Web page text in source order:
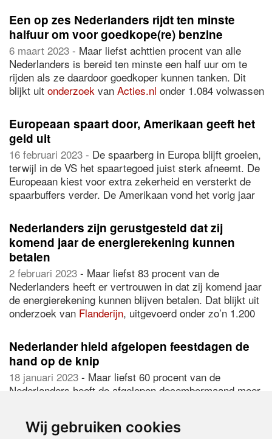
Wij gebruiken cookies
namelijk bijna tien procent (YOY), zo blijkt uit jaarlijks
onderzoek* van vergelijkingssiteAutoverzekering.nl
Een op zes Nederlanders rijdt ten minste
halfuur om voor goedkope(re) benzine
6 maart 2023 - Maar liefst achttien procent van alle
Nederlanders is bereid ten minste een half uur om te
rijden als ze daardoor goedkoper kunnen tanken. Dit
blijkt uit onderzoek van Acties.nl onder 1.084 volwassen
Panelwizard. Ook op andere manieren proberen
respondenten te besparen op hun dagelijkse
reisbewegingen.
Europeaan spaart door, Amerikaan geeft het
geld uit
16 februari 2023 - De spaarberg in Europa blijft groeien,
terwijl in de VS het spaartegoed juist sterk afneemt. De
Europeaan kiest voor extra zekerheid en versterkt de
spaarbuffers verder. De Amerikaan vond het vorig jaar
uitgeven. In de VS is het spaaroverschot tegen het eind
van dit jaar volledig opgebruikt. Dat blijkt uit onderzoek
van kredietverzekeraar Allianz Trade.
Nederlanders zijn gerustgesteld dat zij
komend jaar de energierekening kunnen
betalen
2 februari 2023 - Maar liefst 83 procent van de
Nederlanders heeft er vertrouwen in dat zij komend jaar
de energierekening kunnen blijven betalen. Dat blijkt uit
onderzoek van Flanderijn, uitgevoerd onder zo’n 1.200
zij de rekening kunnen betalen, kan komen door het
prijsplafond dat de overheid voor dit jaar heeft ingesteld
na een flinke stijging van de energieprijzen vorig jaar.
Nederlander hield afgelopen feestdagen de
hand op de knip
18 januari 2023 - Maar liefst 60 procent van de
Nederlanders heeft de afgelopen decembermaand meer
blijkt uit onderzoek van
, uitgevoerd onder zo’n
1.200 Nederlanders. Door de hoge inflatie zijn voor veel